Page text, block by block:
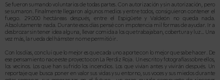
Se fueron sumando voluntarios de todas partes. Con autorización y sin autorización, pero
se sumaron. Finalmente llegaron algunos medios y entre todos, consiguieron contener el
fuego.29.000 hectáreas después, entre el Espigüete y Valdeón no queda nada.
Absolutamente nada. Durante esos días pensé con impotencia mil formas de ayudar. Ir a
desbrozar sin tener idea alguna, llevar comida a los que trabajaban, cobertura y luz… Una
vez más, la rueda del hámster no me permitió ir.
Con los días, concluí que lo mejor es que cada uno aporte con lo mejor que sabe hacer. De
ese pensamiento nace este proyecto con La Perdiz Roja. Un escrito y fotografías sobre ellos,
los vecinos. Los que han sufrido los incendios. Los que vivían antes y vivirán después. Un
reportaje que busca poner en valor sus vidas y su entorno, sus voces y sus miedos durante